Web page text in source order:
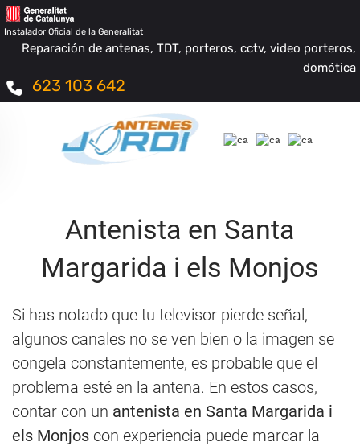
Instalador Oficial de la Generalitat
Reparación de antenas, TDT, porteros, cctv, video porteros,
domótica
623 103 642
Antenista en Santa
Margarida i els Monjos
Si has notado que tu televisor pierde señal,
algunos canales no se ven bien o la imagen se
congela constantemente, es probable que el
problema esté en la antena. En estos casos,
contar con un antenista en Santa Margarida i
els Monjos con experiencia puede marcar la